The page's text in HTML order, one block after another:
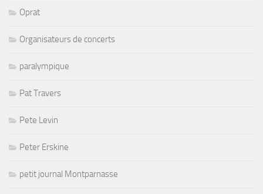
Oprat
Organisateurs de concerts
paralympique
Pat Travers
Pete Levin
Peter Erskine
petit journal Montparnasse